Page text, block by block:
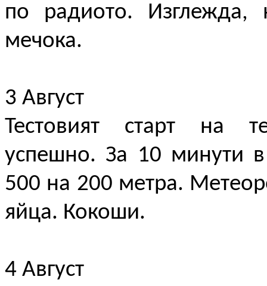
по радиото. Изглежда,
мечока.
3 Август
Тестовият старт на
успешно. За 10 минути
500 на 200 метра.
яйца. Кокоши.
4 Август